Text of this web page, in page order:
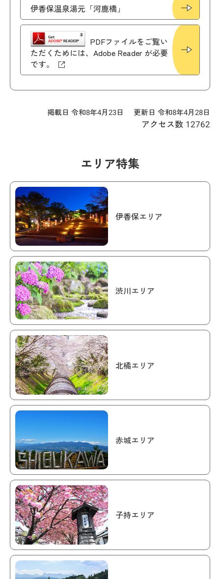
伊香保温泉湯元「河鹿橋」
PDFファイルをご覧い
ただくためには、Adobe Reader が必要
です。
掲載日 令和8年4月23日 更新日 令和8年4月28日
アクセス数 12762
エリア特集
伊香保エリア
渋川エリア
北橘エリア
赤城エリア
子持エリア